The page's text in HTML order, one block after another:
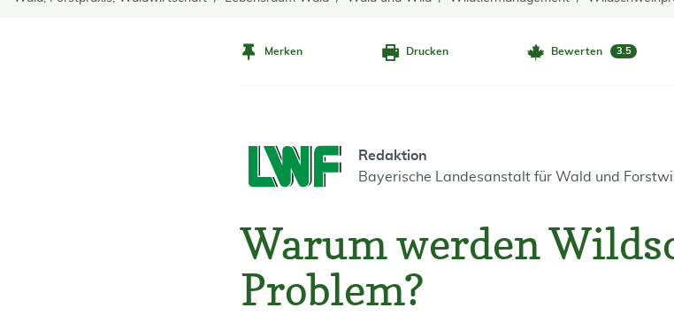
Merken Drucken Bewerten 3.5
Redaktion
Bayerische Landesanstalt für Wald und
Warum werden
Problem?